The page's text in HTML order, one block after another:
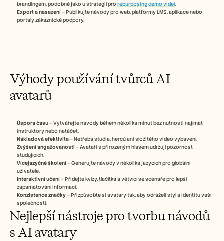
brandingem, podobně jako u strategií pro repurposing demo videí.
Export a nasazení – Publikujte návody pro web, platformy LMS, aplikace nebo
portály zákaznické podpory.
Výhody používání tvůrců AI
avatarů
Úspora času – Vytvářejte návody během několika minut bez nutnosti najímat
instruktory nebo natáčet.
Nákladová efektivita – Netřeba studia, herců ani složitého video vybavení.
Zvýšení angažovanosti – Avataři s přirozeným hlasem udržují pozornost
studujících.
Vícejazyčné školení – Generujte návody v několika jazycích pro globální
uživatele.
Interaktivní učení – Přidejte kvízy, tlačítka a větvící se scénáře pro lepší
zapamatování informací.
Konzistence značky – Přizpůsobte si avatary tak, aby odráželi styl a identitu vaší
společnosti.
Nejlepší nástroje pro tvorbu návodů
s AI avatary